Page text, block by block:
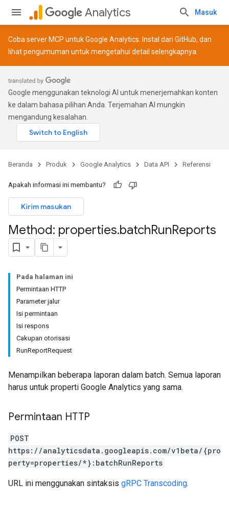
Analytics Masuk
Coba server MCP untuk Google Analytics. Instal dari GitHub, dan
lihatpengumuman untuk mengetahui detail selengkapnya.
Google menggunakan teknologi AI untuk menerjemahkan konten
ke dalam bahasa pilihan Anda. Terjemahan AI mungkin
mengandung kesalahan.
Beranda Produk Google Analytics Data API Referensi
Apakah informasi ini membantu?
Kirim masukan
Method: properties.batchRunReports
Pada halaman ini
Permintaan HTTP
Parameter jalur
Isi permintaan
Isi respons
Cakupan otorisasi
RunReportRequest
Menampilkan beberapa laporan dalam batch. Semua laporan
harus untuk properti Google Analytics yang sama.
Permintaan HTTP
POST
https://analyticsdata.googleapis.com/v1beta/{pro
perty=properties/*}:batchRunReports
URL ini menggunakan sintaksis gRPC Transcoding.